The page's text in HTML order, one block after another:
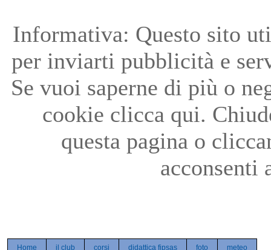
Informativa: Questo sito
per inviarti pubblicità e
Se vuoi saperne di più o
cookie clicca qui.
questa pagina o
acconsenti
Home il club corsi didattica fipsas foto meteo